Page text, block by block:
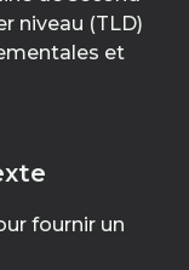
niveau (TLD)
et
fournir un